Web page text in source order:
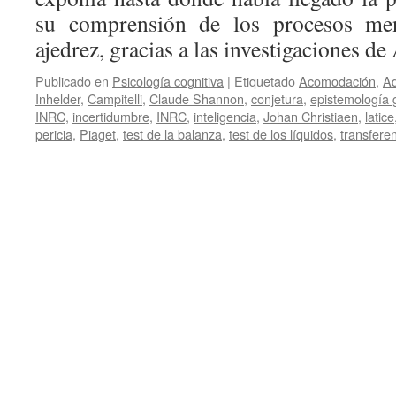
su comprensión de los procesos
ajedrez, gracias a las investigaciones de
Publicado en Psicología cognitiva | EtiquetadoAcomodación,
Inhelder, Campitelli, Claude Shannon, conjetura, epistemología
INRC, incertidumbre, INRC, inteligencia, Johan Christiaen, latice
pericia, Piaget, test de la balanza, test de los líquidos,